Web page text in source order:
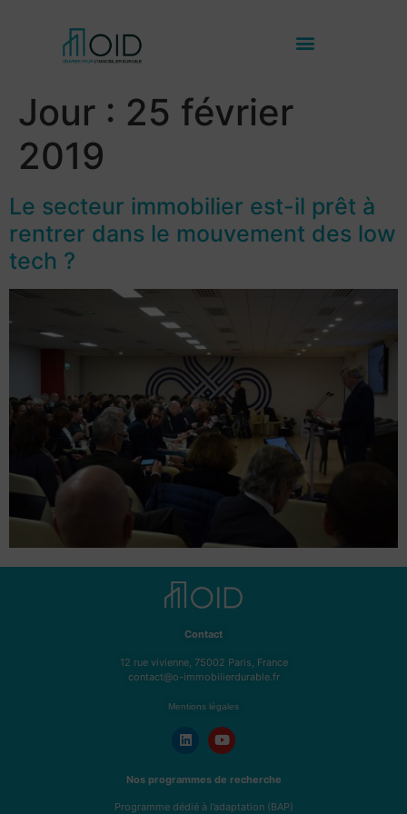
Jour : 25 février
2019
Le secteur immobilier est-il prêt à
rentrer dans le mouvement des low
tech ?
Contact
12 rue vivienne, 75002 Paris, France
contact@o-immobilierdurable.fr
Mentions légales
Nos programmes de recherche
Programme dédié à l’adaptation (BAP)